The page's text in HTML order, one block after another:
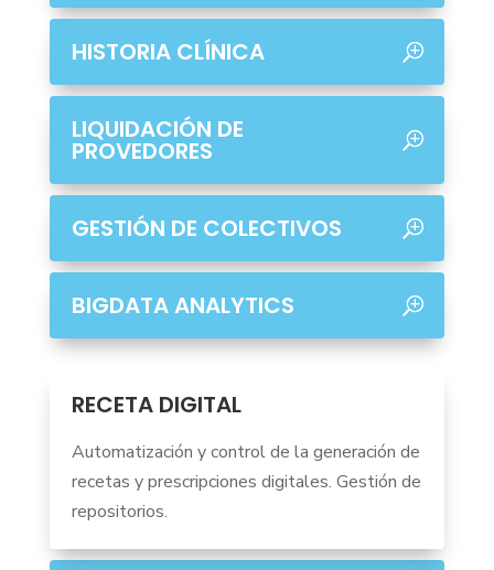
HISTORIA CLÍNICA
LIQUIDACIÓN DE
PROVEDORES
GESTIÓN DE COLECTIVOS
BIGDATA ANALYTICS
RECETA DIGITAL
Automatización y control de la generación de
recetas y prescripciones digitales. Gestión de
repositorios.